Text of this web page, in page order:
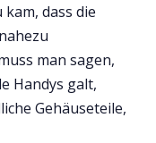
dass die
man sagen,
Handys galt,
Gehäuseteile,